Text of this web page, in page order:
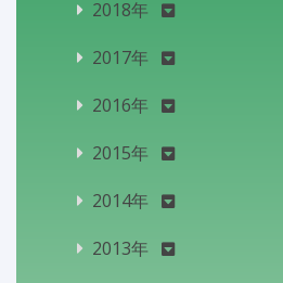
2018年
2017年
2016年
2015年
2014年
2013年